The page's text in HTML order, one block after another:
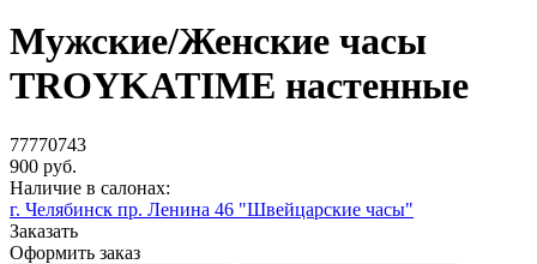
Мужские/Женские часы
TROYKATIME настенные
77770743
900 руб.
Наличие в салонах:
г. Челябинск пр. Ленина 46 "Швейцарские часы"
Заказать
Оформить заказ